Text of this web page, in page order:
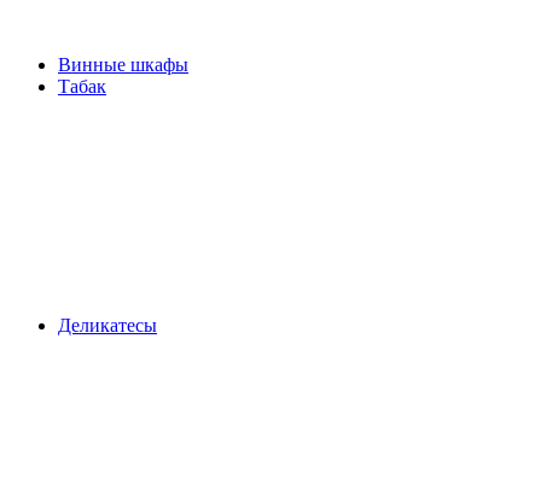
Винные шкафы
Табак
Деликатесы